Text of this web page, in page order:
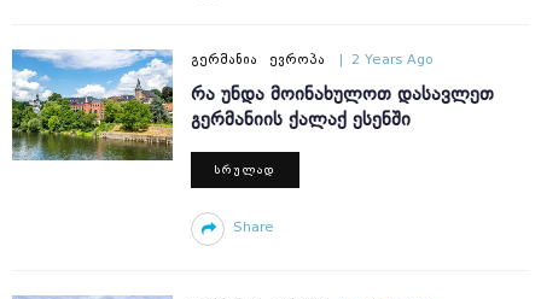
ᲒᲔᲠᲛᲐᲜᲘᲐ ᲔᲕᲠᲝᲞᲐ 2 Years Ago
ᲠᲐ ᲣᲜᲓᲐ ᲛᲝᲘᲜᲐᲮᲣᲚᲝᲗ ᲓᲐᲡᲐᲕᲚᲔᲗ
ᲒᲔᲠᲛᲐᲜᲘᲘᲡ ᲥᲐᲚᲐᲥ ᲔᲡᲔᲜᲨᲘ
ᲡᲠᲣᲚᲐᲓ
Share